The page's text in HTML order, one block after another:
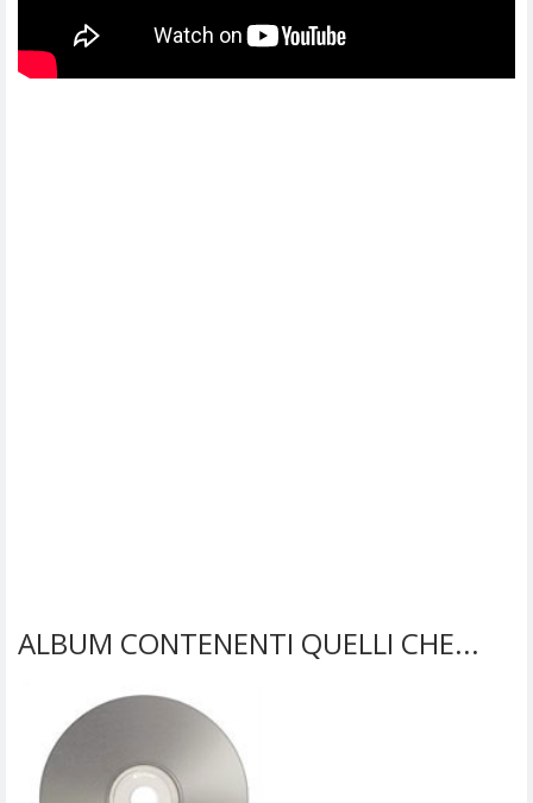
ALBUM CONTENENTI QUELLI CHE...